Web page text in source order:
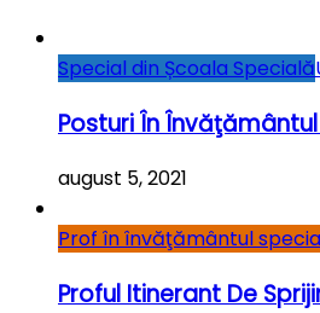
Special din Școala Specială
Posturi În
august 5, 2021
Prof în învăţământul
Proful Itinerant De